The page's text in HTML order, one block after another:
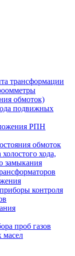
трансформации
обмоток)
подвижных
РПН
обмоток
хода,
замыкания
контроля
проб газов
масел